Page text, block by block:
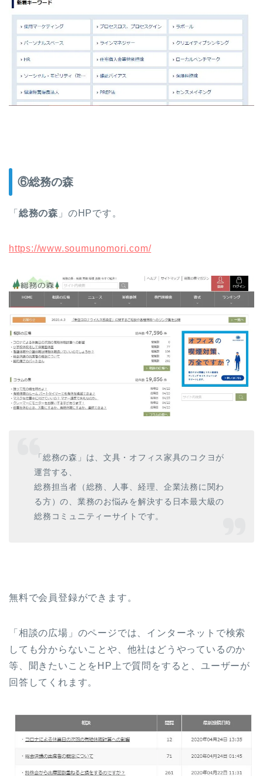
⑥総務の森
「 総務の森 」のHPです。
https://www.soumunomori.com/
「総務の森」は、文具・オフィス家具のコクヨが
運営する、
総務担当者（総務、人事、経理、企業法務に関わ
る方）の、業務のお悩みを解決する日本最大級の
総務コミュニティーサイトです。
無料で会員登録ができます。
「相談の広場」のページでは、インターネットで検索
しても分からないことや、他社はどうやっているのか
等、聞きたいことをHP上で質問をすると、ユーザーが
回答してくれます。